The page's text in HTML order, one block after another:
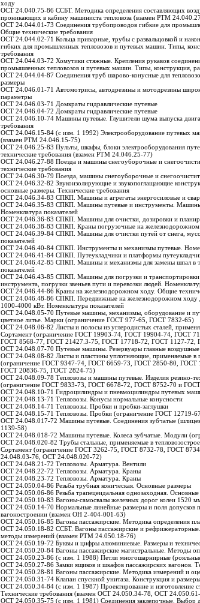
ходу
ОСТ 24.040.75-86 ССБТ. Методика определения составляющих
проникающих в кабину машиниста тепловоза (взамен РТМ
ОСТ 24.044.01-73 Соединения трубопроводов гибкие для
Общие технические требования
ОСТ 24.044.02-71 Кольца приварные, трубы с развальцовкой и
гибких для промышленных тепловозов и путевых машин. Типы,
требования
ОСТ 24.044.03-72 Хомутики стяжные. Крепления рукавов
промышленных тепловозов и путевых машин. Типы, конструкция,
ОСТ 24.044.04-87 Соединения труб шарово-конусные для
размеры
ОСТ 24.046.01-71 Автомотрисы, автодрезины и мотодрезины
параметры
ОСТ 24.046.03-71 Домкраты гидравлические путевые
ОСТ 24.046.04-72 Домкраты гидравлические путевые
ОСТ 24.046.10-74 Машины путевые. Глушители шума выпуска
требования
ОСТ 24.046.15-84 (с изм. 1 1992) Электрооборудование путевых
(взамен РТМ 24.046.15-75)
ОСТ 24.046.25-83 Пульты, шкафы, блоки электрооборудования
технические требования (взамен РТМ 24.046.25-77)
ОСТ 24.046.27-88 Поезда и машины снегоуборочные и
технические требования
ОСТ 24.046.30-79 Поезда, машины снегоуборочные и
ОСТ 24.046.32-82 Звукоизолирующие и звукопоглащающие
основные размеры. Технические требования
ОСТ 24.046.34-83 СПКП. Машины и агрегаты энергосиловые и
ОСТ 24.046.35-83 СПКП. Машины путевые и инструменты. Машины
Номенклатура показателей
ОСТ 24.046.36-83 СПКП. Машины для очистки, дозировки и
ОСТ 24.046.38-83 СПКП. Краны погрузочные на железнодорожном
ОСТ 24.046.39-84 СПКП. Машины для очистки путей от снега,
показателей
ОСТ 24.046.40-84 СПКП. Инструменты и механизмы путевые.
ОСТ 24.046.41-84 СПКП. Путеукладчики и платформы
ОСТ 24.046.42-85 СПКП. Машины и механизмы для замены шпал в
показателей
ОСТ 24.046.43-85 СПКП. Машины для погрузки и транспортировки
инструмента, погрузки звеньев пути и перевозки людей.
ОСТ 24.046.44-86 Краны на железнодорожном ходу. Общие
ОСТ 24.046.48-86 СПКП. Передвижные на железнодорожном ходу
1000-4000 кВт. Номенклатура показателей
ОСТ 24.048.05-70 Путевые машины, механизмы, оборудование и
цветное литье. Марки (ограничение ГОСТ 977-65, ГОСТ 7832-65)
ОСТ 24.048.06-82 Листы и полосы из углеродистых сталей,
Сортамент (ограничение ГОСТ 19903-74, ГОСТ 19904-74, ГОСТ
ГОСТ 8568-77, ГОСТ 21427.3-75, ГОСТ 17718-72, ГОСТ 1127-72,
ОСТ 24.048.07-70 Путевые машины. Резервуары главные
ОСТ 24.048.08-82 Листы и пластины уплотняющие, применяемые в
(ограничение ГОСТ 9347-74, ГОСТ 6659-73, ГОСТ 2850-80,
ГОСТ 20836-75, ГОСТ 2824-75)
ОСТ 24.048.09-78 Тепловозы и машины путевые. Изделия резино-
(ограничение ГОСТ 9833-73, ГОСТ 6678-72, ГОСТ 8752-70 и
ОСТ 24.048.10-71 Гидроцилиндры и пневмоцилиндры путевых
ОСТ 24.048.13-71 Тепловозы. Конусы нормальные конусности
ОСТ 24.048.14-71 Тепловозы. Пробки и пробки-заглушки
ОСТ 24.048.15-71 Тепловозы. Пробки (ограничение ГОСТ 12719-
ОСТ 24.048.017-72 Машины путевые. Соединения зубчатые
1139-58)
ОСТ 24.048.018-72 Машины путевые. Колеса зубчатые. Модули
ОСТ 24.048.020-82 Трубы стальные, применяемые в
Сортамент (ограничение ГОСТ 3262-75, ГОСТ 8732-78, ГОСТ
24.048.03-76, ОСТ 24.048.020-72)
ОСТ 24.048.21-72 Тепловозы. Арматура. Вентили
ОСТ 24.048.22-72 Тепловозы. Арматура. Краны
ОСТ 24.048.23-72 Тепловозы. Арматура. Краны
ОСТ 24.050.04-86 Резьба трубная коническая. Основные размеры
ОСТ 24.050.06-86 Резьба трапецеидальная однозаходная.
ОСТ 24.050.10-83 Вагоны-самосвалы железных дорог колеи 1520
ОСТ 24.050.14-70 Нормальные линейные размеры и поля допусков
вагоностроении (взамен ОН 2-404-001-63)
ОСТ 24.050.16-85 Вагоны пассажирские. Методика определения
ОСТ 24.050.18-82 ССБТ. Вагоны пассажирские и
методы измерений (взамен РТМ 24.050.18-76)
ОСТ 24.050.19-72 Буквы и цифры алюминиевые. Размеры и
ОСТ 24.050.20-84 Вагоны пассажирские магистральные. Методы
ОСТ 24.050.23-86 (с изм. 1 1988) Петли многошарнирные
ОСТ 24.050.27-86 Замки ящиков и шкафов пассажирских вагонов.
ОСТ 24.050.28-81 Вагоны пассажирские. Методика измерений и
ОСТ 24.050.31-74 Клапан спускной унитаза. Конструкция и
ОСТ 24.050.34-84 (с изм. 1 1987) Проектирование и изготовление
Технические требования (взамен ОСТ 24.050.34-78, ОСТ
ОСТ 24.050.35-75 (с изм. 1 1981) Соединения заклепочные. Выбор